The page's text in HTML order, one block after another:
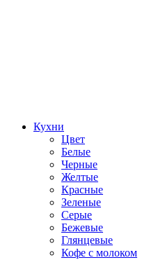
Кухни
Цвет
Белые
Черные
Желтые
Красные
Зеленые
Серые
Бежевые
Глянцевые
Кофе с молоком